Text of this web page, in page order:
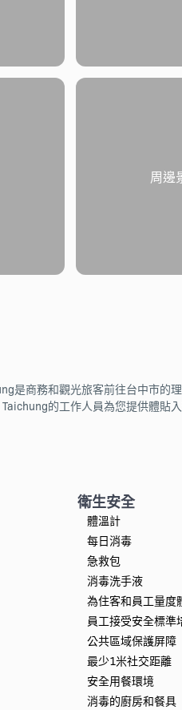
周邊
是商務和觀光旅客前往台中市的
的工作人員為您提供體貼
衛生安全
體溫計
每日消毒
急救包
消毒洗手液
為住客和員工量度
員工接受安全標準
公共區域保護屏障
最少1米社交距離
安全用餐環境
消毒的廚房和餐具